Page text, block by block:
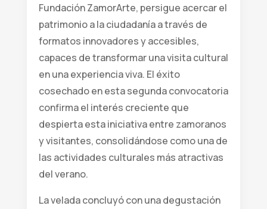
Fundación ZamorArte, persigue acercar el
patrimonio a la ciudadanía a través de
formatos innovadores y accesibles,
capaces de transformar una visita cultural
en una experiencia viva. El éxito
cosechado en esta segunda convocatoria
confirma el interés creciente que
despierta esta iniciativa entre zamoranos
y visitantes, consolidándose como una de
las actividades culturales más atractivas
del verano.
La velada concluyó con una degustación